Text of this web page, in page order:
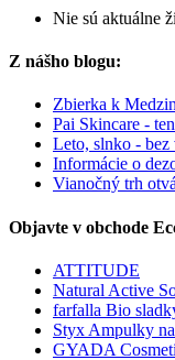
Nie sú aktuálne
Z nášho blogu:
Zbierka k
Pai Skincare -
Leto, slnko -
Informácie o
Vianočný trh
Objavte v obchode
ATTITUDE
Natural Active
farfalla Bio
Styx Ampulky
GYADA